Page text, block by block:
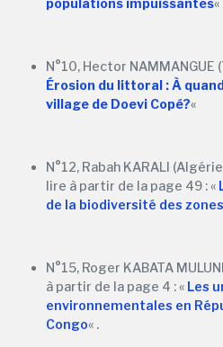
populations impuissantes«
N°10, Hector NAMMANGUE
Érosion du littoral : À
village de Doevi Copé?«
N°12, Rabah KARALI
lire à partir de la page 49 : «
de la biodiversité des
N°15, Roger KABATA
à partir de la page 4 : « Les
environnementales en
Congo« .